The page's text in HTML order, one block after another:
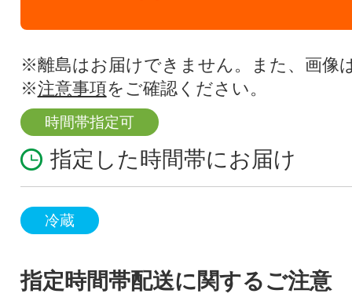
※離島はお届けできません。また、画像
※注意事項をご確認ください。
時間帯指定可
指定した時間帯にお届け
冷蔵
指定時間帯配送に関するご注意